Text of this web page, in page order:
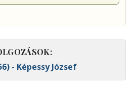
- Képessy József